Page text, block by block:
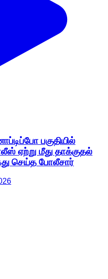
பகுதியில்
ஏற்று மீது தாக்குதல்
செய்த போலீசார்